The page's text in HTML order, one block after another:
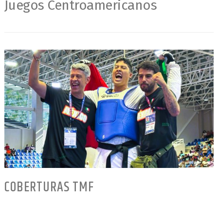
Juegos Centroamericanos
COBERTURAS TMF